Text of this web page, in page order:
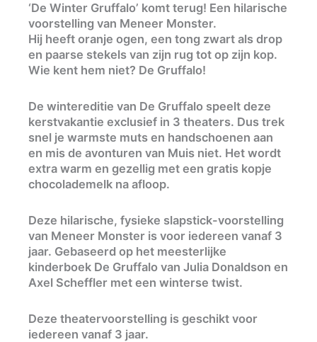
‘De Winter Gruffalo’ komt terug! Een hilarische
voorstelling van Meneer Monster.
Hij heeft oranje ogen, een tong zwart als drop
en paarse stekels van zijn rug tot op zijn kop.
Wie kent hem niet? De Gruffalo!
De wintereditie van De Gruffalo speelt deze
kerstvakantie exclusief in 3 theaters. Dus trek
snel je warmste muts en handschoenen aan
en mis de avonturen van Muis niet. Het wordt
extra warm en gezellig met een gratis kopje
chocolademelk na afloop.
Deze hilarische, fysieke slapstick-voorstelling
van Meneer Monster is voor iedereen vanaf 3
jaar. Gebaseerd op het meesterlijke
kinderboek De Gruffalo van Julia Donaldson en
Axel Scheffler met een winterse twist.
Deze theatervoorstelling is geschikt voor
iedereen vanaf 3 jaar.